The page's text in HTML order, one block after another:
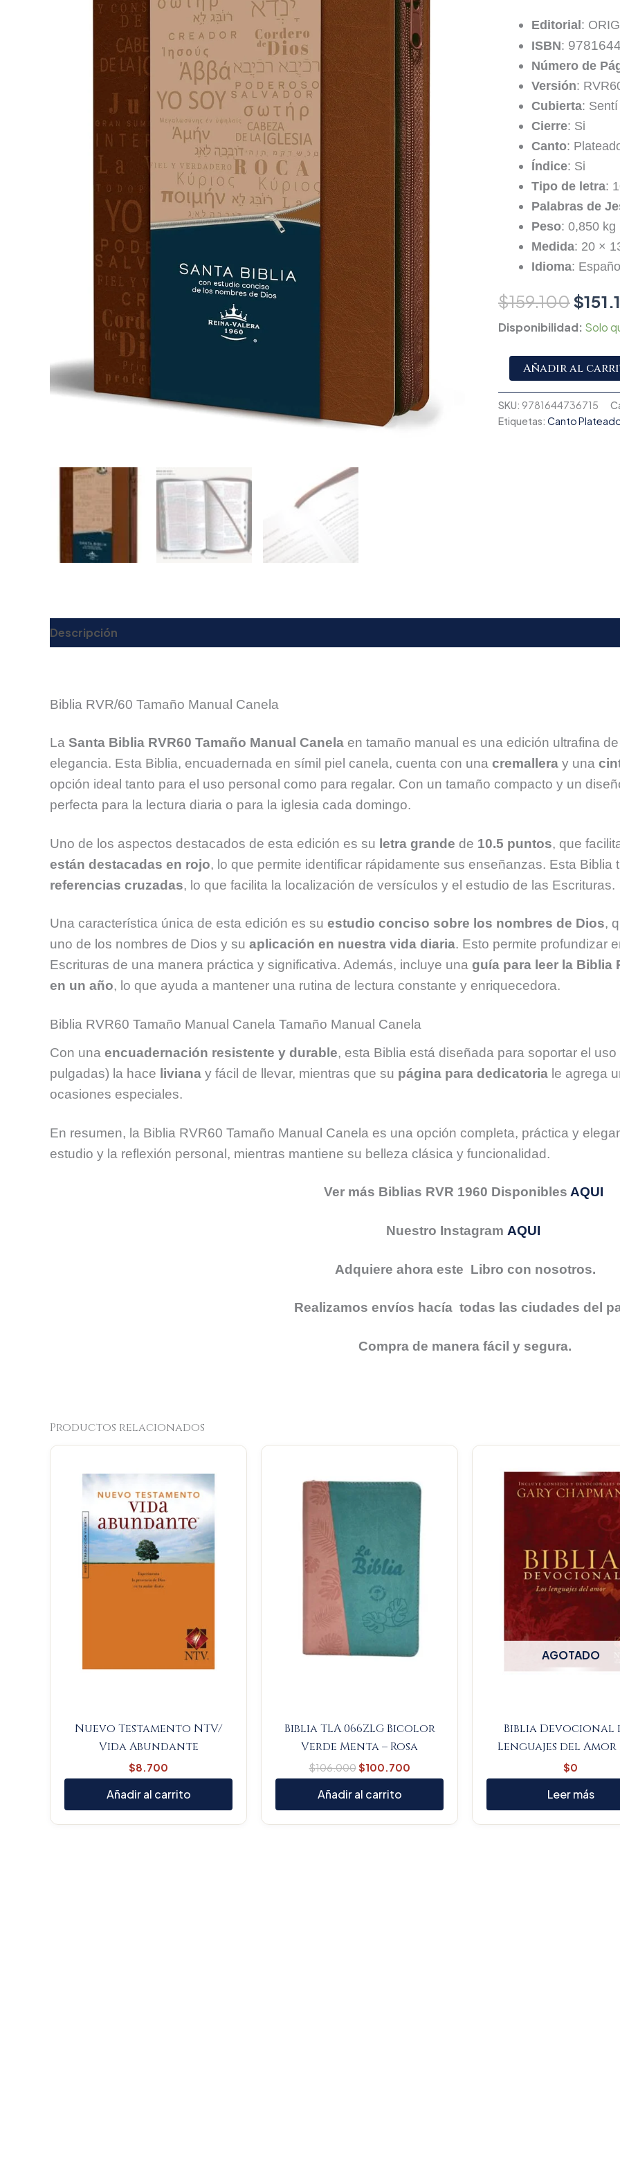
Editorial:
ISBN:
Número de
Versión:
Cubierta:
Cierre: Si
Canto:
Índice: Si
Tipo de letra:
Palabras de
Peso: 0,850 kg
Medida: 20 ×
Idioma:
$159.100$
Disponibilidad: Solo
Añadir al
SKU: 9781644736715
Etiquetas: Canto
Descripción
Biblia RVR/60 Tamaño Manual Canela
La Santa Biblia RVR60 Tamaño Manual Canela en tamaño manual es una edición ultrafina de
elegancia. Esta Biblia, encuadernada en símil piel canela, cuenta con una cremallera y una
opción ideal tanto para el uso personal como para regalar. Con un tamaño compacto y un
perfecta para la lectura diaria o para la iglesia cada domingo.
Uno de los aspectos destacados de esta edición es su letra grande de 10.5 puntos, que
están destacadas en rojo, lo que permite identificar rápidamente sus enseñanzas. Esta Biblia
referencias cruzadas, lo que facilita la localización de versículos y el estudio de las Escrituras.
Una característica única de esta edición es su estudio conciso sobre los nombres de Dios,
uno de los nombres de Dios y su aplicación en nuestra vida diaria. Esto permite profundizar
Escrituras de una manera práctica y significativa. Además, incluye una guía para leer la Biblia
en un año, lo que ayuda a mantener una rutina de lectura constante y enriquecedora.
Biblia RVR60 Tamaño Manual Canela Tamaño Manual Canela
Con una encuadernación resistente y durable, esta Biblia está diseñada para soportar el
pulgadas) la hace liviana y fácil de llevar, mientras que su página para dedicatoria le agrega
ocasiones especiales.
En resumen, la Biblia RVR60 Tamaño Manual Canela es una opción completa, práctica y
estudio y la reflexión personal, mientras mantiene su belleza clásica y funcionalidad.
Ver más Biblias RVR 1960 Disponibles AQUI
Nuestro Instagram AQUI
Adquiere ahora este Libro con nosotros.
Realizamos envíos hacía todas las ciudades del
Compra de manera fácil y segura.
Productos relacionados
Nuevo Testamento NTV/
Vida Abundante
$8.700
Añadir al carrito
Biblia TLA 066ZLG Bicolor
Verde Menta – Rosa
$106.000
$106.000.
$100.700
$100.700.
Añadir al carrito
AGOTADO
Biblia Devocional
Lenguajes del Amor
$0
Leer más